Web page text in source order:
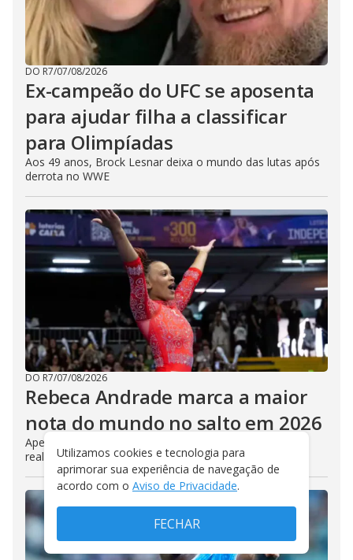
DO R7/07/08/2026
Ex-campeão do UFC se aposenta
para ajudar filha a classificar
para Olimpíadas
Aos 49 anos, Brock Lesnar deixa o mundo das lutas após
derrota no WWE
DO R7/07/08/2026
Rebeca Andrade marca a maior
nota do mundo no salto em 2026
Apesar do bom desempenho, a atleta optou por não
realizar o segundo salto e está fora da final
Utilizamos cookies e tecnologia para
aprimorar sua experiência de navegação de
acordo com o Aviso de Privacidade.
FECHAR